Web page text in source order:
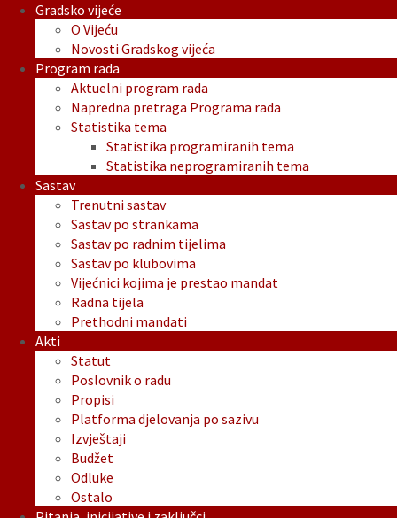
Gradsko vijeće
O Vijeću
Novosti Gradskog vijeća
Program rada
Aktuelni program rada
Napredna pretraga Programa rada
Statistika tema
Statistika programiranih tema
Statistika neprogramiranih tema
Sastav
Trenutni sastav
Sastav po strankama
Sastav po radnim tijelima
Sastav po klubovima
Vijećnici kojima je prestao mandat
Radna tijela
Prethodni mandati
Akti
Statut
Poslovnik o radu
Propisi
Platforma djelovanja po sazivu
Izvještaji
Budžet
Odluke
Ostalo